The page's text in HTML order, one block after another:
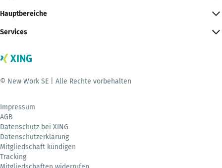
Hauptbereiche
Services
© New Work SE | Alle Rechte vorbehalten
Impressum
AGB
Datenschutz bei XING
Datenschutzerklärung
Mitgliedschaft kündigen
Tracking